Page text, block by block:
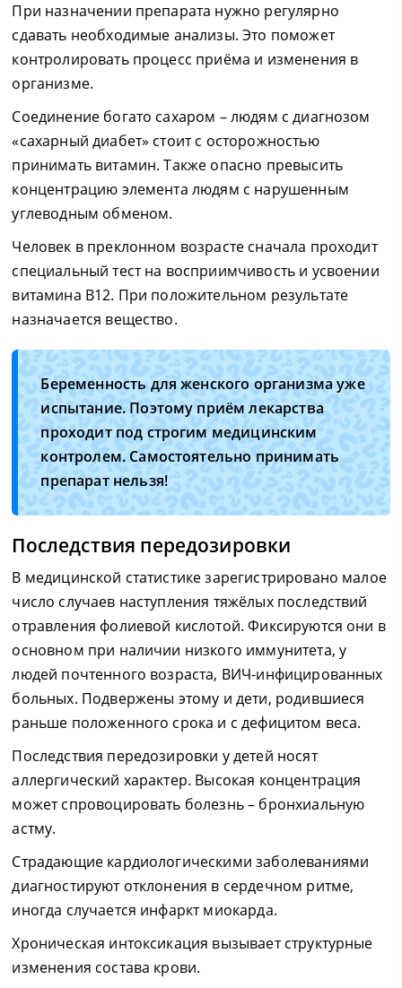
При назначении препарата нужно регулярно
сдавать необходимые анализы. Это поможет
контролировать процесс приёма и изменения в
организме.
Соединение богато сахаром – людям с диагнозом
«сахарный диабет» стоит с осторожностью
принимать витамин. Также опасно превысить
концентрацию элемента людям с нарушенным
углеводным обменом.
Человек в преклонном возрасте сначала проходит
специальный тест на восприимчивость и усвоении
витамина В12. При положительном результате
назначается вещество.
Беременность для женского организма уже
испытание. Поэтому приём лекарства
проходит под строгим медицинским
контролем. Самостоятельно принимать
препарат нельзя!
Последствия передозировки
В медицинской статистике зарегистрировано малое
число случаев наступления тяжёлых последствий
отравления фолиевой кислотой. Фиксируются они в
основном при наличии низкого иммунитета, у
людей почтенного возраста, ВИЧ-инфицированных
больных. Подвержены этому и дети, родившиеся
раньше положенного срока и с дефицитом веса.
Последствия передозировки у детей носят
аллергический характер. Высокая концентрация
может спровоцировать болезнь – бронхиальную
астму.
Страдающие кардиологическими заболеваниями
диагностируют отклонения в сердечном ритме,
иногда случается инфаркт миокарда.
Хроническая интоксикация вызывает структурные
изменения состава крови.